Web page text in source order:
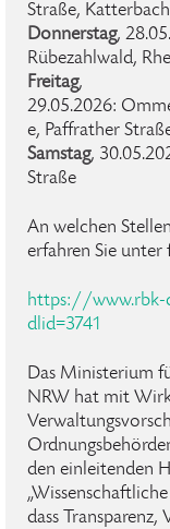
Straße,
Donnerstag,
Rübezahlwald,
Freitag,
29.05.2026:
e, Paffrather
Samstag,
Straße
An welchen
erfahren Sie unter
https://www.rbk-
dlid=3741
Das Ministerium
NRW hat mit
den einleitenden
dass